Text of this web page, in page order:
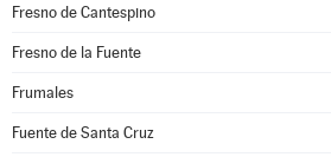
Fresno de Cantespino
Fresno de la Fuente
Frumales
Fuente de Santa Cruz